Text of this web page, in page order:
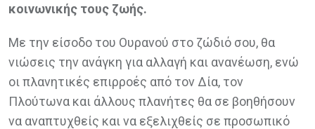
κοινωνικής τους ζωής.
Με την είσοδο του Ουρανού στο ζώδιό σου, θα
νιώσεις την ανάγκη για αλλαγή και ανανέωση, ενώ
οι πλανητικές επιρροές από τον Δία, τον
Πλούτωνα και άλλους πλανήτες θα σε βοηθήσουν
να αναπτυχθείς και να εξελιχθείς σε προσωπικό